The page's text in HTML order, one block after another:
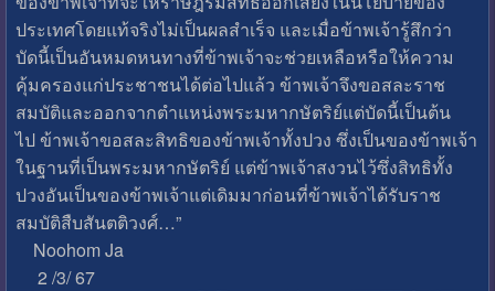
ประเทศโดยแท้จริงไม่เป็นผลสำเร็จ และเมื่อข้าพเจ้ารู้สึกว่า
บัดนี้เป็นอันหมดหนทางที่ข้าพเจ้าจะช่วยเหลือหรือให้ความ
คุ้มครองแก่ประชาชนได้ต่อไปแล้ว ข้าพเจ้าจึงขอสละราช
สมบัติและออกจากตำแหน่งพระมหากษัตริย์แต่บัดนี้เป็นต้น
ไป ข้าพเจ้าขอสละสิทธิของข้าพเจ้าทั้งปวง ซึ่งเป็นของข้าพเจ้า
ในฐานที่เป็นพระมหากษัตริย์ แต่ข้าพเจ้าสงวนไว้ซึ่งสิทธิทั้ง
ปวงอันเป็นของข้าพเจ้าแต่เดิมมาก่อนที่ข้าพเจ้าได้รับราช
สมบัติสืบสันตติวงศ์…”
Noohom Ja
2 /3/ 67